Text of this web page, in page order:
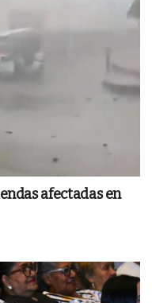
afectadas en